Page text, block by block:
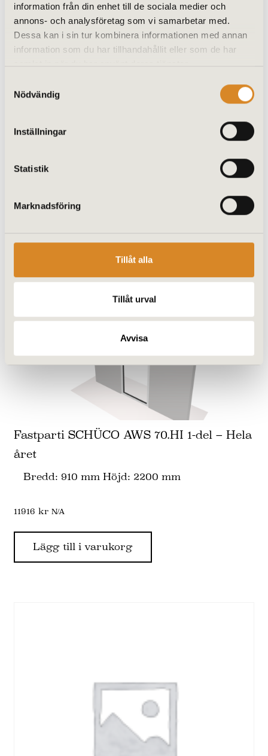
information från din enhet till de sociala medier och
annons- och analysföretag som vi samarbetar med.
Dessa kan i sin tur kombinera informationen med annan
information som du har tillhandahållit eller som de har
Nödvändig
Inställningar
Statistik
Marknadsföring
Tillåt alla
Tillåt urval
Avvisa
Skjutparti SCHÜCO ASS 32 3-del – Hela
Bredd: 2638 mm Höjd: 2200 mm
36628kr
Fastparti SCHÜCO AWS 70.HI 1-del – Hela
året
Bredd: 910 mm Höjd: 2200 mm
11916kr N/A
Lägg till i varukorg